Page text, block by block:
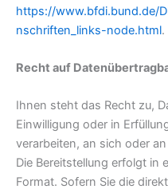
https://www.bfdi.bund.de/
nschriften_links-node.html.
Recht auf
Ihnen steht das Recht zu,
Einwilligung oder in
verarbeiten, an sich oder
Die Bereitstellung erfolgt in
Format. Sofern Sie die